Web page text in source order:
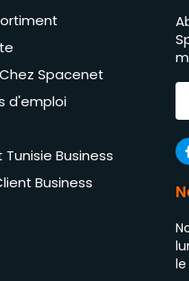
Spacenet
d'emploi
Business
Business